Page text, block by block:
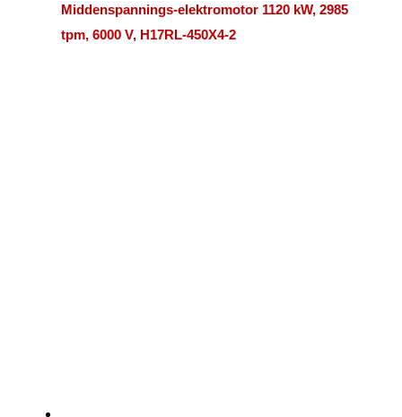
Middenspannings-elektromotor 1120 kW, 2985
tpm, 6000 V, H17RL-450X4-2